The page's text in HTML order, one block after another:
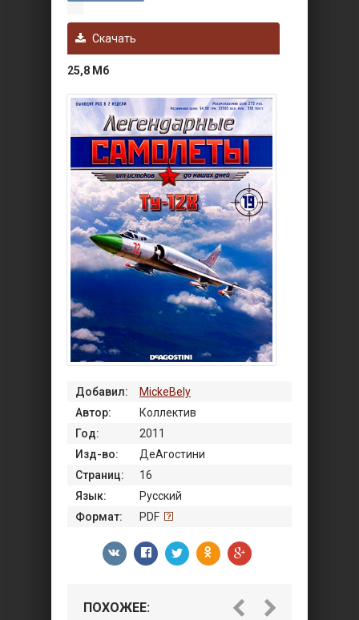
Скачать
25,8 Мб
Добавил:
MickeBely
Автор:
Коллектив
Год:
2011
Изд-во:
ДеАгостини
Страниц:
16
Язык:
Русский
Формат:
PDF
ПОХОЖЕЕ: